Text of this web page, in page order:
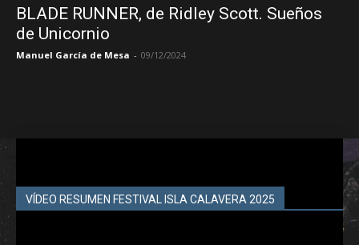
BLADE RUNNER, de Ridley Scott. Sueños
de Unicornio
Manuel García de Mesa - 09/12/2024
VÍDEO RESUMEN FESTIVAL ISLA CALAVERA 2025